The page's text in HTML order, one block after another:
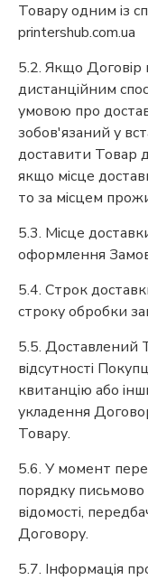
Товару одним із
printershub.com.ua
5.2. Якщо Договір
дистанційним
умовою про
зобов'язаний у
доставити Товар
якщо місце
то за місцем
5.3. Місце
оформлення
5.4. Строк
строку обробки
5.5. Доставлений
відсутності
квитанцію або
укладення
Товару.
5.6. У момент
порядку письмово
відомості,
Договору.
5.7. Інформація